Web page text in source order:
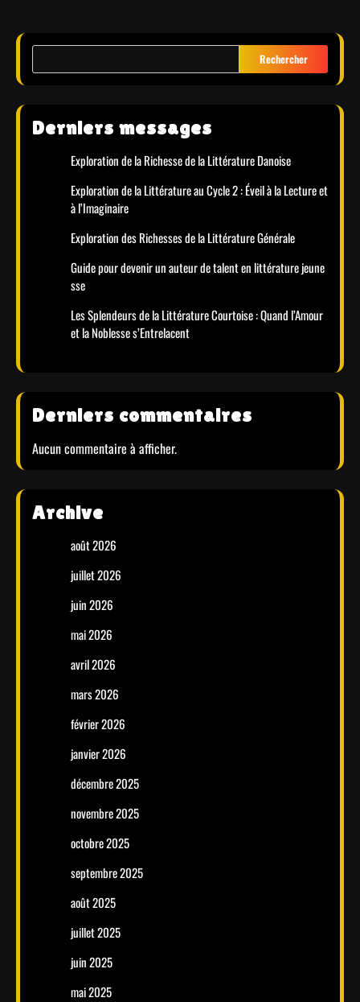
Rechercher
Derniers messages
Exploration de la Richesse de la Littérature Danoise
Exploration de la Littérature au Cycle 2 : Éveil à la Lecture et
à l’Imaginaire
Exploration des Richesses de la Littérature Générale
Guide pour devenir un auteur de talent en littérature jeune
sse
Les Splendeurs de la Littérature Courtoise : Quand l’Amour
et la Noblesse s’Entrelacent
Derniers commentaires
Aucun commentaire à afficher.
Archive
août 2026
juillet 2026
juin 2026
mai 2026
avril 2026
mars 2026
février 2026
janvier 2026
décembre 2025
novembre 2025
octobre 2025
septembre 2025
août 2025
juillet 2025
juin 2025
mai 2025